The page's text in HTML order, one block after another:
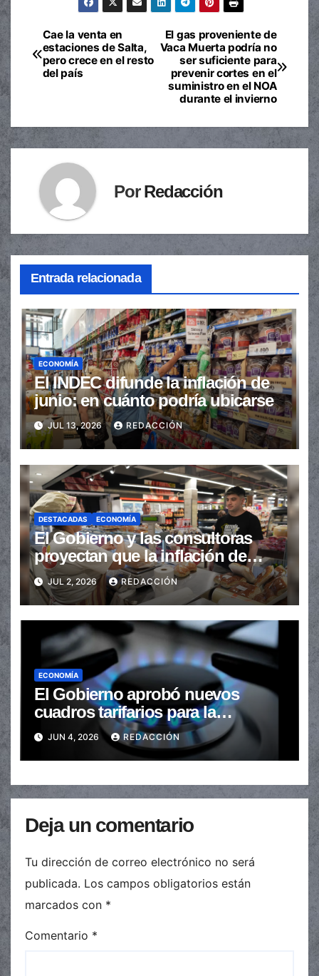
Navegación
de
El gas proveniente de
Vaca Muerta podría no
ser suficiente para
prevenir cortes en el
suministro en el NOA
durante el invierno
Cae la venta en
estaciones de Salta,
pero crece en el resto
del país
PorRedacción
Entrada relacionada
ECONOMÍA
El INDEC difunde la inflación de
junio: en cuánto podría ubicarse
JUL 13, 2026 REDACCIÓN
DESTACADAS ECONOMÍA
El Gobierno y las consultoras
proyectan que la inflación de
junio se ubicó debajo del 2%
JUL 2, 2026 REDACCIÓN
ECONOMÍA
El Gobierno aprobó nuevos
cuadros tarifarios para la
distribución de gas en todo el
país
JUN 4, 2026 REDACCIÓN
Deja un comentario
Tu dirección de correo electrónico no será
publicada. Los campos obligatorios están
marcados con *
Comentario *